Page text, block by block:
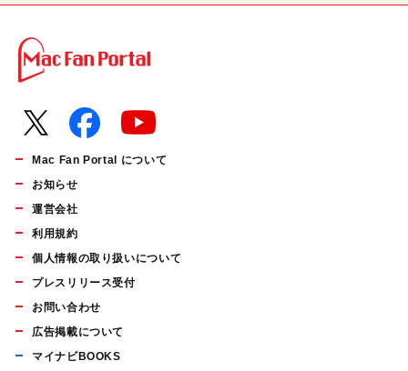
Mac Fan Portal について
お知らせ
運営会社
利用規約
個人情報の取り扱いについて
プレスリリース受付
お問い合わせ
広告掲載について
マイナビBOOKS